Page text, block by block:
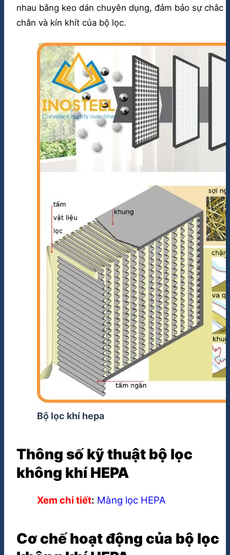
nhau bằng keo dán chuyên dụng, đảm bảo sự chắc
chắn và kín khít của bộ lọc.
Bộ lọc khí hepa
Thông số kỹ thuật bộ lọc
không khí HEPA
Xem chi tiết: Màng lọc HEPA
Cơ chế hoạt động của bộ lọc